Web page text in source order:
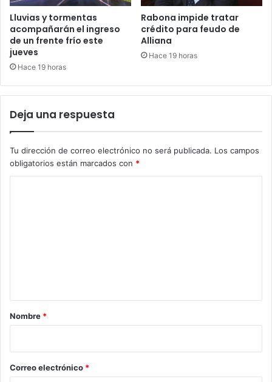
Lluvias y tormentas
acompañarán el ingreso
de un frente frío este
jueves
Hace 19 horas
Rabona impide tratar
crédito para feudo de
Alliana
Hace 19 horas
Deja una respuesta
Tu dirección de correo electrónico no será publicada. Los campos
obligatorios están marcados con *
r
*
Nombre *
Correo electrónico *